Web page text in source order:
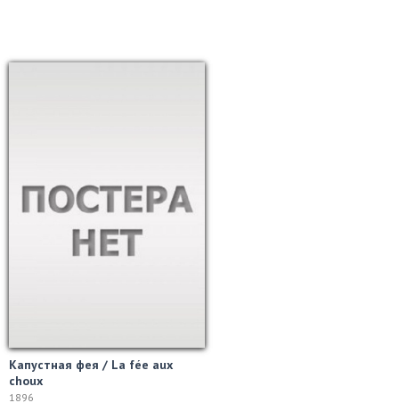
Капустная фея / La fée aux
choux
1896